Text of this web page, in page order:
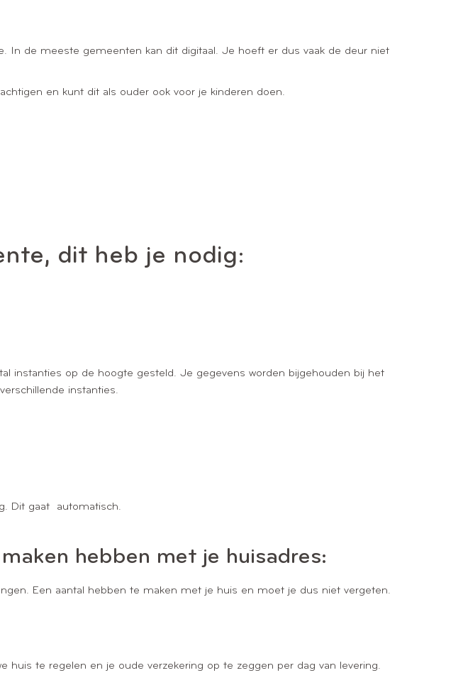
In de meeste gemeenten kan dit digitaal. Je hoeft er dus vaak de deur niet
en kunt dit als ouder ook voor je kinderen doen.
dit heb je nodig:
instanties op de hoogte gesteld. Je gegevens worden bijgehouden bij het
instanties.
Dit gaat automatisch.
hebben met je huisadres:
Een aantal hebben te maken met je huis en moet je dus niet vergeten.
huis te regelen en je oude verzekering op te zeggen per dag van levering.